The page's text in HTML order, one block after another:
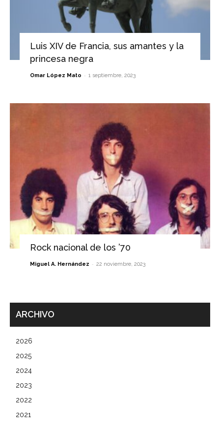
Luis XIV de Francia, sus amantes y la
princesa negra
Omar López Mato - 1 septiembre, 2023
Rock nacional de los ’70
Miguel A. Hernández - 22 noviembre, 2023
ARCHIVO
2026
2025
2024
2023
2022
2021